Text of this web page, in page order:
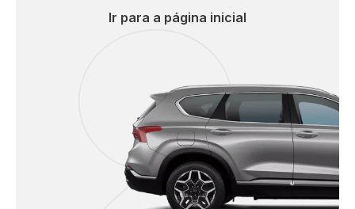
Ir para a página inicial